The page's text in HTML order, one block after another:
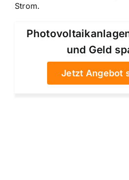
Strom.
und Geld
Jetzt Angebot